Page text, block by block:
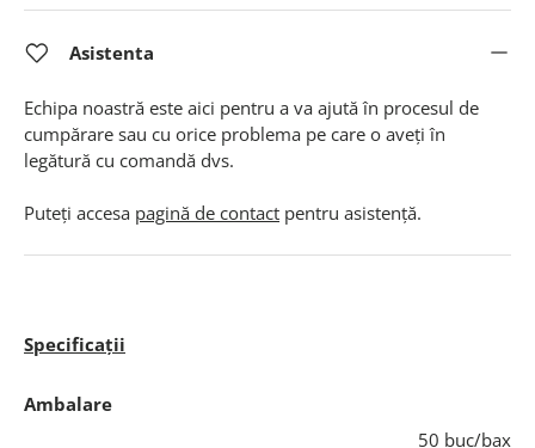
Asistenta
Echipa noastră este aici pentru a va ajută în procesul de
cumpărare sau cu orice problema pe care o aveți în
legătură cu comandă dvs.
Puteți accesa pagină de contact pentru asistență.
Specificații
Ambalare
50 buc/bax